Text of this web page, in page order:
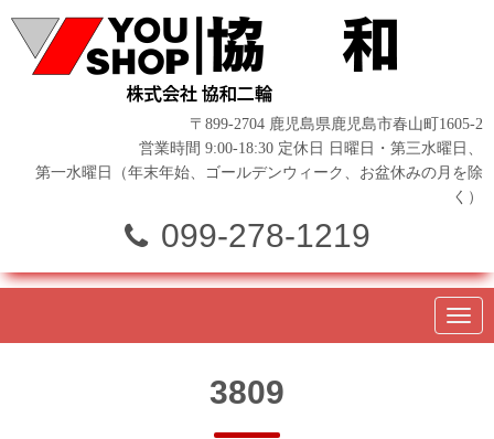
〒899-2704 鹿児島県鹿児島市春山町1605-2
営業時間 9:00-18:30 定休日 日曜日・第三水曜日、
第一水曜日（年末年始、ゴールデンウィーク、お盆休みの月を除
く）
099-278-1219
N
a
3809